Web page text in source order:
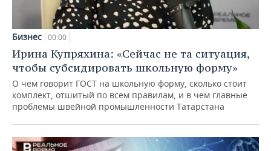
Бизнес 00:00
Ирина Купряхина: «Сейчас не та ситуация,
чтобы субсидировать школьную форму»
О чем говорит ГОСТ на школьную форму, сколько стоит
комплект, отшитый по всем правилам, и в чем главные
проблемы швейной промышленности Татарстана